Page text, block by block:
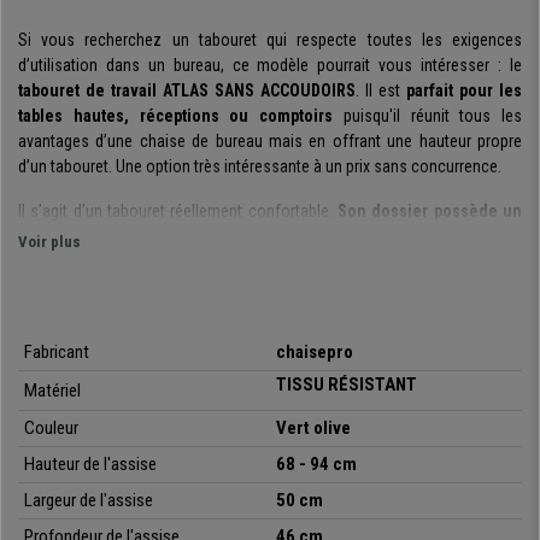
Si vous recherchez un tabouret qui respecte toutes les exigences
d’utilisation dans un bureau, ce modèle pourrait vous intéresser : le
tabouret de travail ATLAS SANS ACCOUDOIRS. Il est parfait pour les
tables hautes, réceptions ou comptoirs puisqu'i l réunit tous les
avantages d’une chaise de bureau mais en offrant une hauteur propre
d’un tabouret. Une option très intéressante à un prix sans concurrence.
Il s’agit d’un tabouret réellement confortable. Son dossier possède un
rembourrage épais et des formes ergonomiques
rembourrage généreux
s'agit d'un système qui permet de mettre en arrière le dossier en
maintenant l'angle fixe par rapport à l'assise. Cette fonctionnalité permet
meilleure liberté de mouvements.
Voir plus
Fabricant
chaisepro
Matériel
TISSU RÉSISTANT
Couleur
Vert olive
Hauteur de l'assise
68 - 94 cm
Largeur de l'assise
50 cm